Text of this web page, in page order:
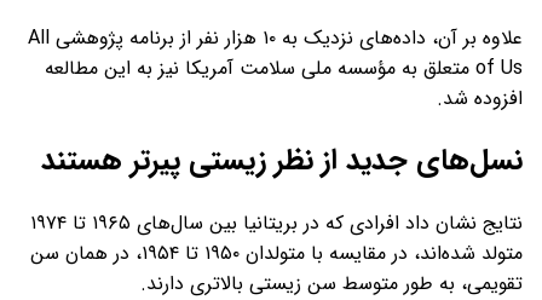
علاوه بر آن، داده‌های نزدیک به ۱۰ هزار نفر از برنامه پژوهشی All
of Us متعلق به مؤسسه ملی سلامت آمریکا نیز به این مطالعه
افزوده شد.
نسل‌های جدید از نظر زیستی پیرتر هستند
نتایج نشان داد افرادی که در بریتانیا بین سال‌های ۱۹۶۵ تا ۱۹۷۴
متولد شده‌اند، در مقایسه با متولدان ۱۹۵۰ تا ۱۹۵۴، در همان سن
تقویمی، به طور متوسط سن زیستی بالاتری دارند.